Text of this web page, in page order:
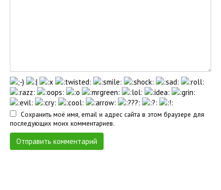
Сохранить моё имя, email и адрес сайта в этом браузере для
последующих моих комментариев.